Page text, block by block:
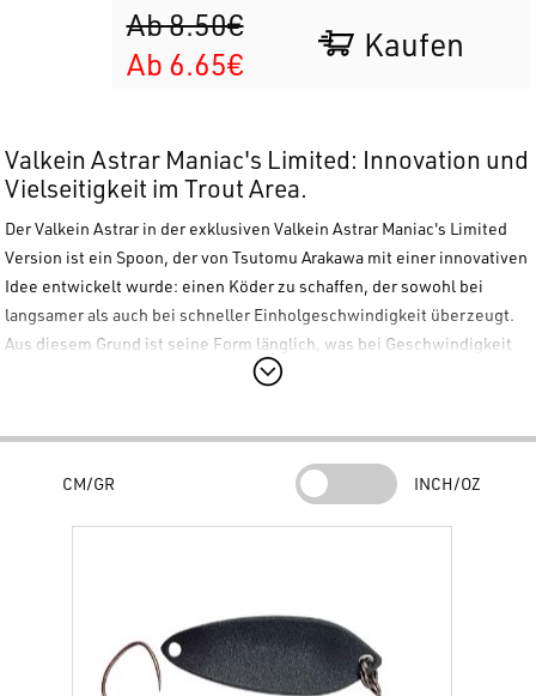
Ab 8.50€
Ab 6.65€
Kaufen
Valkein Astrar Maniac's Limited: Innovation und
Vielseitigkeit im Trout Area.
DerValkein Astrar in der exklusivenValkein Astrar Maniac's Limited
Version ist ein Spoon, der von Tsutomu Arakawa mit einer innovativen
Idee entwickelt wurde: einen Köder zu schaffen, der sowohl bei
langsamer als auch bei schneller Einholgeschwindigkeit überzeugt.
Aus diesem Grund ist seine Form länglich, was bei Geschwindigkeit
für die richtige Oszillation und bei langsamem Einholen für ein weites
Hauptmerkmale:
Design von Tsutomu Arakawa:
Längliches Profil:
Die spezifische Form ermöglicht eine stabile Lage bei schnellem
CM/GR INCH/OZ